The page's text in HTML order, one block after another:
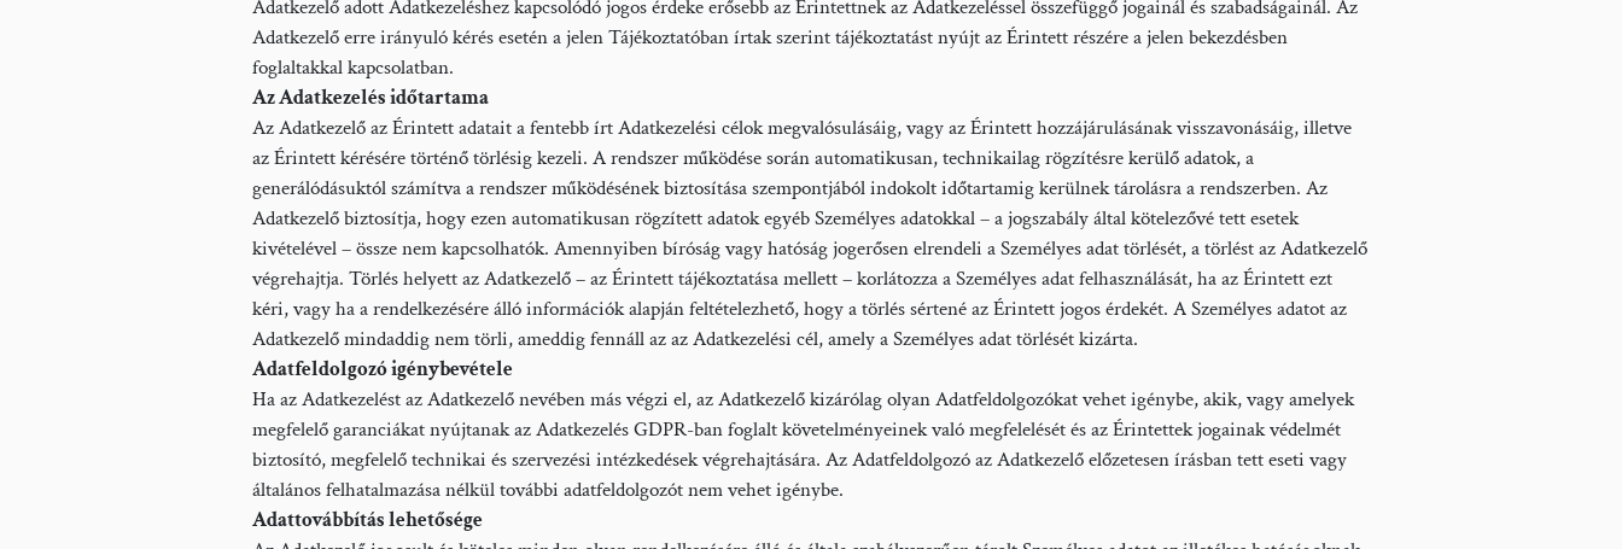
Adatkezelő adott Adatkezeléshez kapcsolódó jogos érdeke erősebb az Érintettnek az Adatkezeléssel összefüggő jogainál és szabadságainál. Az
Adatkezelő erre irányuló kérés esetén a jelen Tájékoztatóban írtak szerint tájékoztatást nyújt az Érintett részére a jelen bekezdésben
foglaltakkal kapcsolatban.
Az Adatkezelés időtartama
Az Adatkezelő az Érintett adatait a fentebb írt Adatkezelési célok megvalósulásáig, vagy az Érintett hozzájárulásának visszavonásáig, illetve
az Érintett kérésére történő törlésig kezeli. A rendszer működése során automatikusan, technikailag rögzítésre kerülő adatok, a
generálódásuktól számítva a rendszer működésének biztosítása szempontjából indokolt időtartamig kerülnek tárolásra a rendszerben. Az
Adatkezelő biztosítja, hogy ezen automatikusan rögzített adatok egyéb Személyes adatokkal – a jogszabály által kötelezővé tett esetek
kivételével – össze nem kapcsolhatók. Amennyiben bíróság vagy hatóság jogerősen elrendeli a Személyes adat törlését, a törlést az Adatkezelő
végrehajtja. Törlés helyett az Adatkezelő – az Érintett tájékoztatása mellett – korlátozza a Személyes adat felhasználását, ha az Érintett ezt
kéri, vagy ha a rendelkezésére álló információk alapján feltételezhető, hogy a törlés sértené az Érintett jogos érdekét. A Személyes adatot az
Adatkezelő mindaddig nem törli, ameddig fennáll az az Adatkezelési cél, amely a Személyes adat törlését kizárta.
Adatfeldolgozó igénybevétele
Ha az Adatkezelést az Adatkezelő nevében más végzi el, az Adatkezelő kizárólag olyan Adatfeldolgozókat vehet igénybe, akik, vagy amelyek
megfelelő garanciákat nyújtanak az Adatkezelés GDPR-ban foglalt követelményeinek való megfelelését és az Érintettek jogainak védelmét
biztosító, megfelelő technikai és szervezési intézkedések végrehajtására. Az Adatfeldolgozó az Adatkezelő előzetesen írásban tett eseti vagy
általános felhatalmazása nélkül további adatfeldolgozót nem vehet igénybe.
Adattovábbítás lehetősége